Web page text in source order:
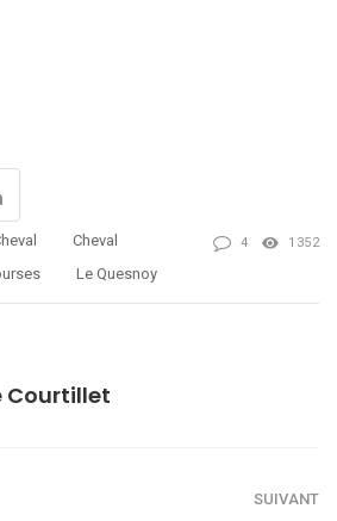
Cheval
Le Quesnoy
4 1352
Courtillet
SUIVANT